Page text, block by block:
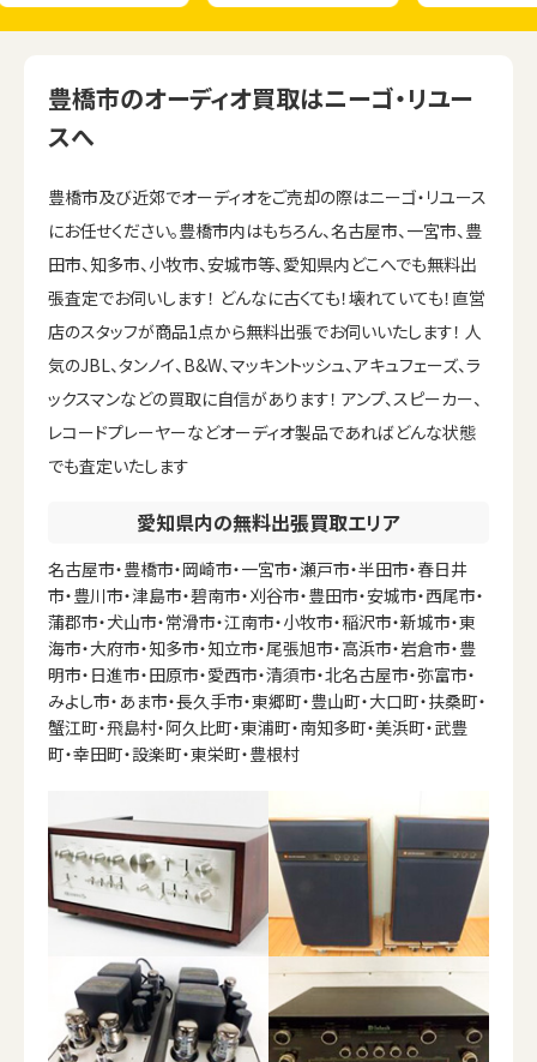
豊橋市のオーディオ買取はニーゴ・リユー
スへ
豊橋市及び近郊でオーディオをご売却の際はニーゴ・リユース
にお任せください。豊橋市内はもちろん、名古屋市、一宮市、豊
田市、知多市、小牧市、安城市等、愛知県内どこへでも無料出
張査定でお伺いします！ どんなに古くても！壊れていても！直営
店のスタッフが商品1点から無料出張でお伺いいたします！ 人
気のJBL、タンノイ、B&W、マッキントッシュ、アキュフェーズ、ラ
ックスマンなどの買取に自信があります！ アンプ、スピーカー、
レコードプレーヤーなどオーディオ製品であればどんな状態
でも査定いたします
愛知県内の無料出張買取エリア
名古屋市・豊橋市・岡崎市・一宮市・瀬戸市・半田市・春日井
市・豊川市・津島市・碧南市・刈谷市・豊田市・安城市・西尾市・
蒲郡市・犬山市・常滑市・江南市・小牧市・稲沢市・新城市・東
海市・大府市・知多市・知立市・尾張旭市・高浜市・岩倉市・豊
明市・日進市・田原市・愛西市・清須市・北名古屋市・弥富市・
みよし市・あま市・長久手市・東郷町・豊山町・大口町・扶桑町・
蟹江町・飛島村・阿久比町・東浦町・南知多町・美浜町・武豊
町・幸田町・設楽町・東栄町・豊根村